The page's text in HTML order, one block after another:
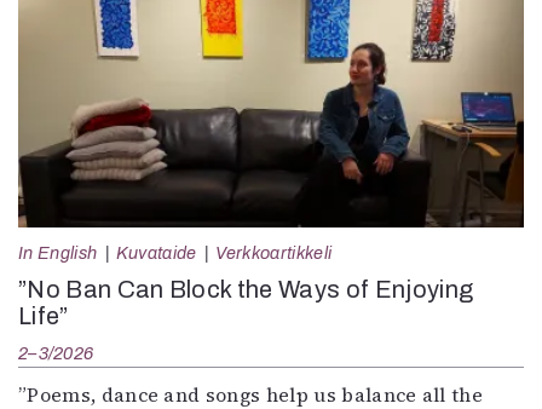
In English Kuvataide Verkkoartikkeli
”No Ban Can Block the Ways of Enjoying
Life”
2–3/2026
”Poems, dance and songs help us balance all the